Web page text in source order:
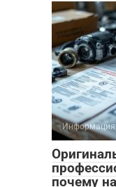
Информация
почему